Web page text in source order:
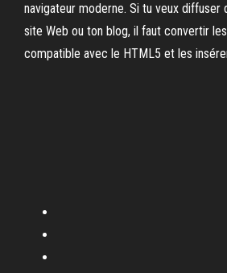
navigateur moderne. Si tu veux diffuser
site Web ou ton blog, il faut convertir
compatible avec le HTML5 et les